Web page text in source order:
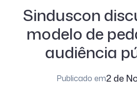
Sinduscon
modelo de
audiência
Publicado em2 de